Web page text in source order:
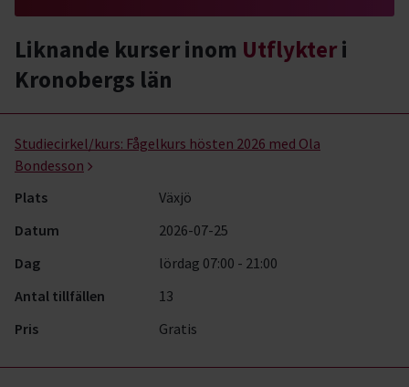
Liknande kurser inom Utflykteri
Kronobergs län
Studiecirkel/kurs: Fågelkurs hösten 2026 med Ola
Bondesson
Plats
Växjö
Datum
2026-07-25
Dag
lördag 07:00 - 21:00
Antal tillfällen
13
Pris
Gratis